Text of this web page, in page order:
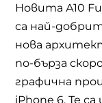
Новита А10
са най-
нова
по-бърза
графична
iPhone 6.Те